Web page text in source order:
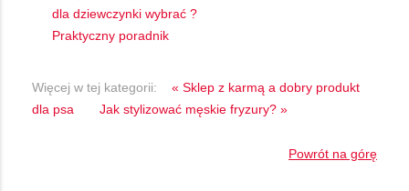
dla dziewczynki wybrać ?
Praktyczny poradnik
Więcej w tej kategorii:
« Sklep z karmą a dobry produkt
dla psa
Jak stylizować męskie fryzury? »
Powrót na górę